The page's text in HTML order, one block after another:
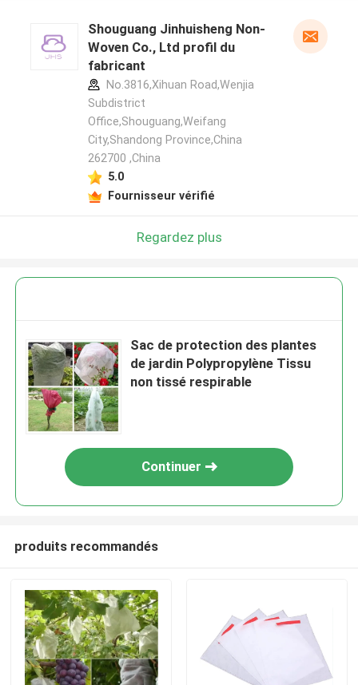
Shouguang Jinhuisheng Non-
Woven Co., Ltd profil du
fabricant
No.3816,Xihuan Road,Wenjia
Subdistrict
Office,Shouguang,Weifang
City,Shandong Province,China
262700 ,China
5.0
Fournisseur vérifié
Regardez plus
Sac de protection des plantes
de jardin Polypropylène Tissu
non tissé respirable
Continuer
produits recommandés